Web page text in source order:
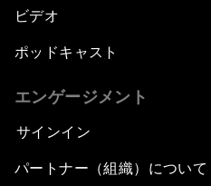
ビデオ
ポッドキャスト
エンゲージメント
サインイン
パートナー（組織）について